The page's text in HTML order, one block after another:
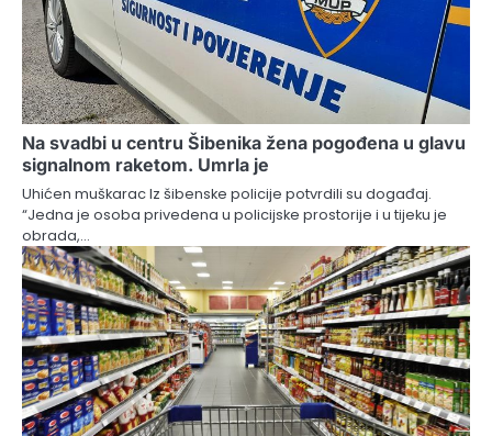
Na svadbi u centru Šibenika žena pogođena u glavu
signalnom raketom. Umrla je
Uhićen muškarac Iz šibenske policije potvrdili su događaj.
“Jedna je osoba privedena u policijske prostorije i u tijeku je
obrada,…